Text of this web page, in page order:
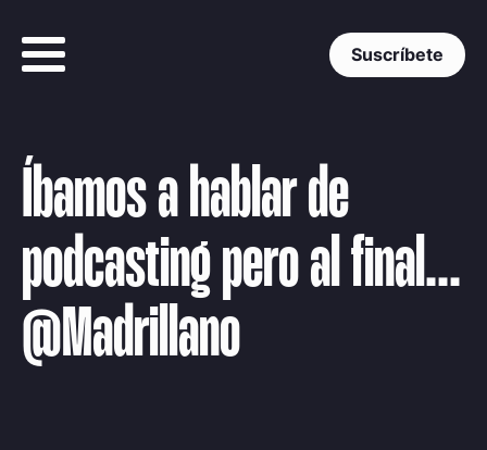
Suscríbete
Íbamos a hablar de
podcasting pero al final...
@Madrillano